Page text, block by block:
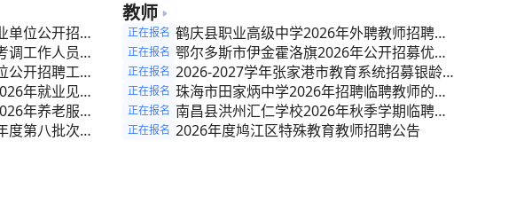
单位公开招聘
调工作人员实
公开招聘工作
年就业见习
年养老服务
度第八批次通
教师
正在报名 鹤庆县职业高级中学2026年外聘教师招聘公
告
正在报名 鄂尔多斯市伊金霍洛旗2026年公开招募优秀
退休教师公告
正在报名 2026-2027学年张家港市教育系统招募银龄讲
学教师公告
正在报名 珠海市田家炳中学2026年招聘临聘教师的公
告
正在报名 南昌县洪州汇仁学校2026年秋季学期临聘教
师招聘公告
正在报名 2026年度鸠江区特殊教育教师招聘公告